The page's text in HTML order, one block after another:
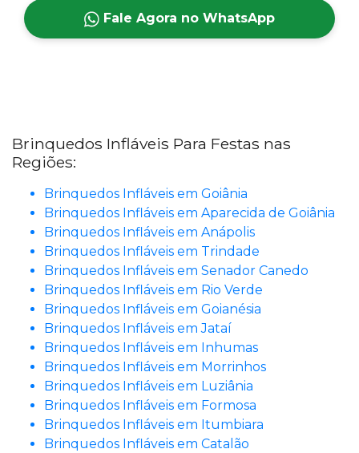
Fale Agora no WhatsApp
Brinquedos Infláveis Para Festas nas
Regiões:
Brinquedos Infláveis em Goiânia
Brinquedos Infláveis em Aparecida de Goiânia
Brinquedos Infláveis em Anápolis
Brinquedos Infláveis em Trindade
Brinquedos Infláveis em Senador Canedo
Brinquedos Infláveis em Rio Verde
Brinquedos Infláveis em Goianésia
Brinquedos Infláveis em Jataí
Brinquedos Infláveis em Inhumas
Brinquedos Infláveis em Morrinhos
Brinquedos Infláveis em Luziânia
Brinquedos Infláveis em Formosa
Brinquedos Infláveis em Itumbiara
Brinquedos Infláveis em Catalão